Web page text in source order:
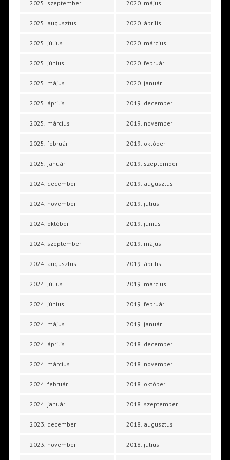
2025. szeptember
2025. augusztus
2025. július
2025. június
2025. május
2025. április
2025. március
2025. február
2025. január
2024. december
2024. november
2024. október
2024. szeptember
2024. augusztus
2024. július
2024. június
2024. május
2024. április
2024. március
2024. február
2024. január
2023. december
2023. november
2020. május
2020. április
2020. március
2020. február
2020. január
2019. december
2019. november
2019. október
2019. szeptember
2019. augusztus
2019. július
2019. június
2019. május
2019. április
2019. március
2019. február
2019. január
2018. december
2018. november
2018. október
2018. szeptember
2018. augusztus
2018. július